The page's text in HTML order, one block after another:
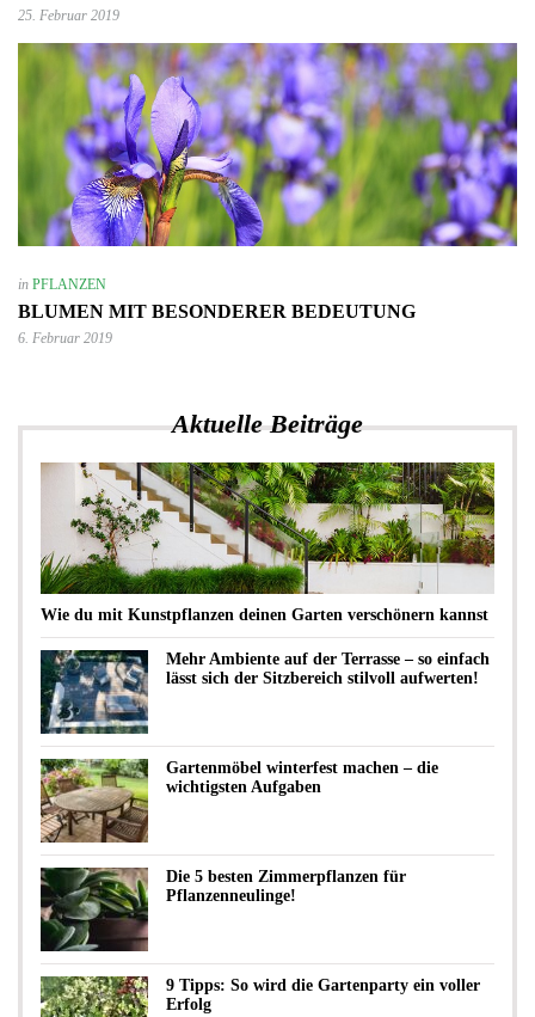
25. Februar 2019
in PFLANZEN
BLUMEN MIT BESONDERER BEDEUTUNG
6. Februar 2019
Aktuelle Beiträge
Wie du mit Kunstpflanzen deinen Garten verschönern kannst
Mehr Ambiente auf der Terrasse – so einfach
lässt sich der Sitzbereich stilvoll aufwerten!
Gartenmöbel winterfest machen – die
wichtigsten Aufgaben
Die 5 besten Zimmerpflanzen für
Pflanzenneulinge!
9 Tipps: So wird die Gartenparty ein voller
Erfolg